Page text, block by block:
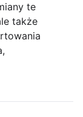
te
także